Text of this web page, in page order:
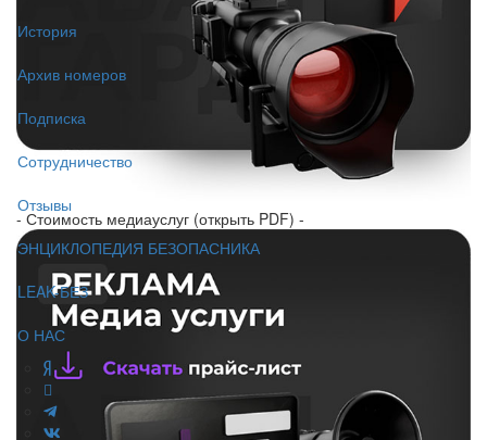
История
Архив номеров
Подписка
Сотрудничество
Отзывы
ЭНЦИКЛОПЕДИЯ БЕЗОПАСНИКА
LEAK-БЕЗ
О НАС
- Стоимость медиауслуг (открыть PDF) -